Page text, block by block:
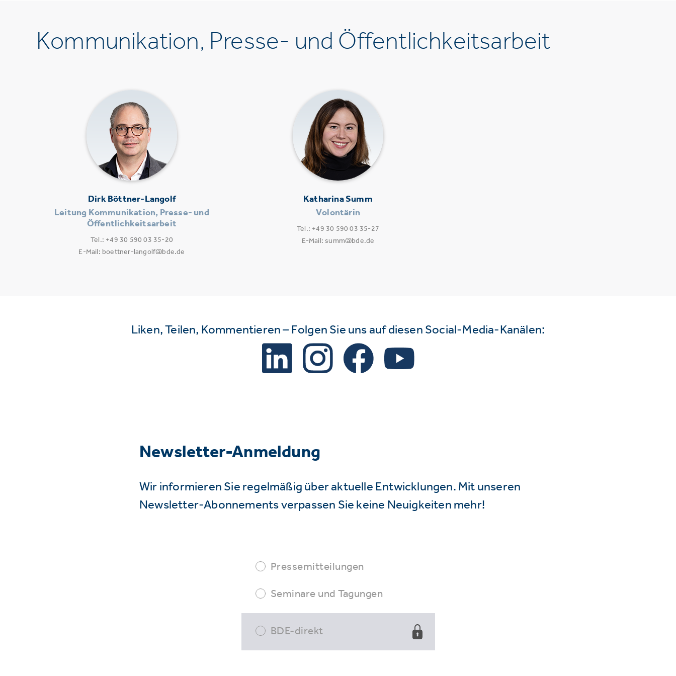
Kommunikation, Presse- und Öffentlichkeitsarbeit
Dirk Böttner-Langolf
Leitung Kommunikation, Presse- und
Öffentlichkeitsarbeit
Tel.: +49 30 590 03 35-20
E-Mail: boettner-langolf@bde.de
Katharina Summ
Volontärin
Tel.: +49 30 590 03 35-27
E-Mail: summ@bde.de
Liken, Teilen, Kommentieren – Folgen Sie uns auf diesen Social-Media-Kanälen:
Newsletter-Anmeldung
Wir informieren Sie regelmäßig über aktuelle Entwicklungen. Mit unseren
Newsletter-Abonnements verpassen Sie keine Neuigkeiten mehr!
Pressemitteilungen
Seminare und Tagungen
BDE-direkt